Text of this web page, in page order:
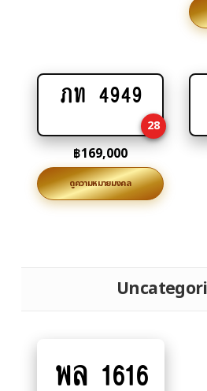
Add
cart
ภท 4949
28
฿169,000
ดูความหมายมงคล
to
พล 1616